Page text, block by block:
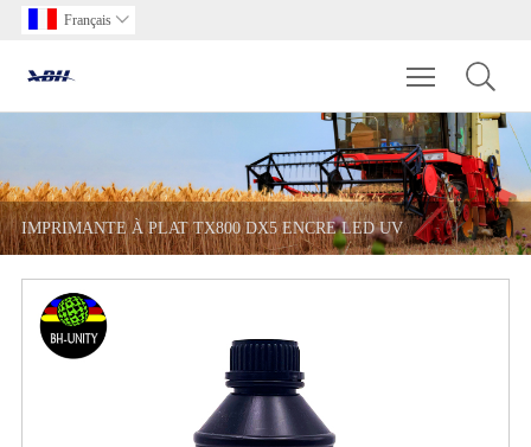
Français 
Toggle
IMPRIMANTE À PLAT TX800 DX5 ENCRE LED UV